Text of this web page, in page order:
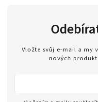
Vložte svůj e-mail a my
nových